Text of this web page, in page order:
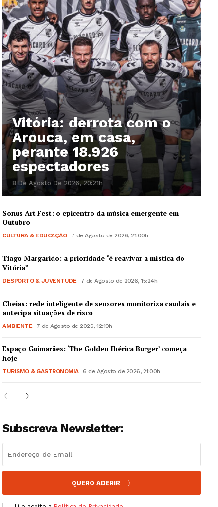
Guimarães, agora!
Institucional
Artigos
Edição Digital
Grande Entrevista
Vitória: derrota com o
Arouca, em casa,
perante 18.926
espectadores
8 De Agosto De 2026, 20:21h
Sonus Art Fest: o epicentro da música emergente em
Outubro
CULTURA & EDUCAÇÃO 7 de Agosto de 2026, 21:00h
Tiago Margarido: a prioridade “é reavivar a mística do
Vitória”
DESPORTO & JUVENTUDE 7 de Agosto de 2026, 15:24h
Cheias: rede inteligente de sensores monitoriza caudais e
antecipa situações de risco
AMBIENTE 7 de Agosto de 2026, 12:19h
Espaço Guimarães: ‘The Golden Ibérica Burger’ começa
hoje
TURISMO & GASTRONOMIA 6 de Agosto de 2026, 21:00h
Subscreva Newsletter:
QUERO ADERIR